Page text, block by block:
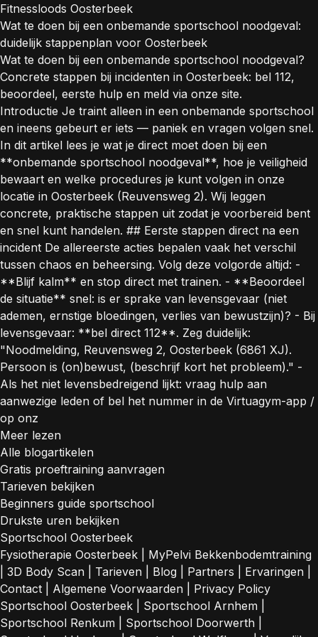
Fitnessloods Oosterbeek
Wat te doen bij een onbemande sportschool noodgeval:
duidelijk stappenplan voor Oosterbeek
Wat te doen bij een onbemande sportschool noodgeval?
Concrete stappen bij incidenten in Oosterbeek: bel 112,
beoordeel, eerste hulp en meld via onze site.
Introductie Je traint alleen in een onbemande sportschool
en ineens gebeurt er iets — paniek en vragen volgen snel.
In dit artikel lees je wat je direct moet doen bij een
**onbemande sportschool noodgeval**, hoe je veiligheid
bewaart en welke procedures je kunt volgen in onze
locatie in Oosterbeek (Reuvensweg 2). Wij leggen
concrete, praktische stappen uit zodat je voorbereid bent
en snel kunt handelen. ## Eerste stappen direct na een
incident De allereerste acties bepalen vaak het verschil
tussen chaos en beheersing. Volg deze volgorde altijd: -
**Blijf kalm** en stop direct met trainen. - **Beoordeel
de situatie** snel: is er sprake van levensgevaar (niet
ademen, ernstige bloedingen, verlies van bewustzijn)? - Bij
levensgevaar: **bel direct 112**. Zeg duidelijk:
"Noodmelding, Reuvensweg 2, Oosterbeek (6861 XJ).
Persoon is (on)bewust, (beschrijf kort het probleem)." -
Als het niet levensbedreigend lijkt: vraag hulp aan
aanwezige leden of bel het nummer in de Virtuagym-app /
op onz
Meer lezen
Alle blogartikelen
Gratis proeftraining aanvragen
Tarieven bekijken
Beginners guide sportschool
Drukste uren bekijken
Sportschool Oosterbeek
Fysiotherapie Oosterbeek
MyPelvi Bekkenbodemtraining
3D Body Scan Tarieven Blog Partners Ervaringen
Contact
Algemene Voorwaarden
Privacy Policy
Sportschool Oosterbeek
Sportschool Arnhem
Sportschool Renkum
Sportschool Doorwerth